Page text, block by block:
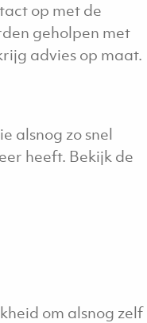
op met de
geholpen met
advies op maat.
alsnog zo snel
heeft. Bekijk de
om alsnog zelf